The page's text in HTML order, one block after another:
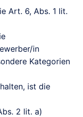
Art. 6, Abs. 1 lit.
in
Kategorien
ist die
2 lit. a)